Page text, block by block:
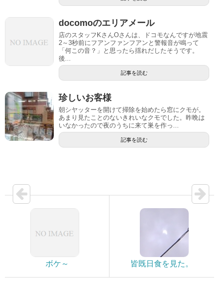
docomoのエリアメール
店のスタッフKさんOさんは、ドコモなんですが地震
2～3秒前にフアンファンフアンと警報音が鳴って
「何この音？」と思ったら揺れだしたそうです。
後...
記事を読む
珍しいお客様
朝シヤッターを開けて掃除を始めたら窓にクモが。
あまり見たことのないきれいなクモでした。昨晩は
いなかったので夜のうちに来て巣を作っ...
記事を読む
ボケ～ 皆既日食を見た。